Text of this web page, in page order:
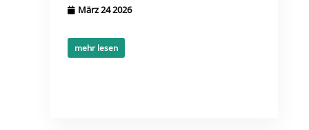
März 24 2026
mehr lesen